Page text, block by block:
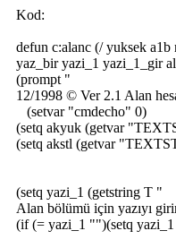
Kod:
defun c:alanc (/ yuksek
yaz_bir yazi_1 yazi_1_gir
(prompt "
12/1998 © Ver 2.1 Alan
(setvar "cmdecho" 0)
(setq akyuk (getvar
(setq akstl (getvar
(setq yazi_1 (getstring T "
Alan bölümü için yazıyı
(if (= yazi_1 "")(setq